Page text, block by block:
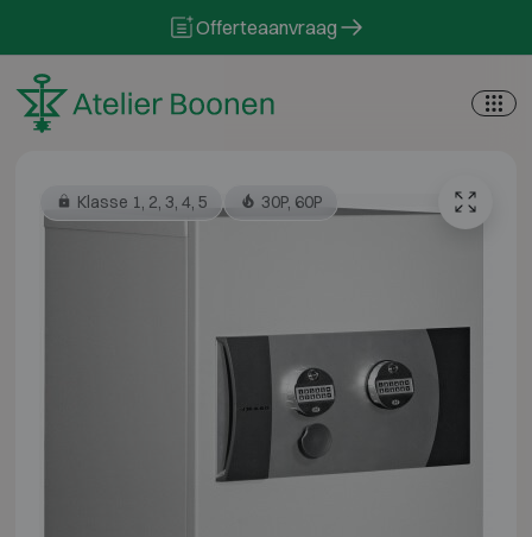
Offerteaanvraag
Klasse 1, 2, 3, 4, 5 30P, 60P